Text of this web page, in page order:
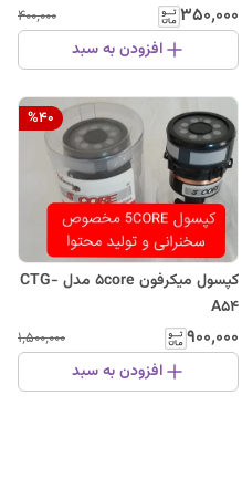
۳۵۰٬۰۰۰ ۴۰۰٬۰۰۰
افزودن به سبد
%40
کپسول میکرفون 5core مدل CTG-
A54
۹۰۰٬۰۰۰ ۱٬۵۰۰٬۰۰۰
افزودن به سبد